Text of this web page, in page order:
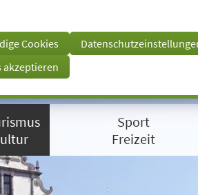
Cookies
akzeptieren
Sport
Freizeit